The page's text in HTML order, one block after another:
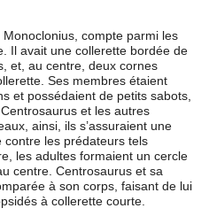
compte parmi les
Il avait une collerette bordée de
et, au centre, deux cornes
Ses membres étaient
et possédaient de petits sabots,
et les autres
ainsi, ils s’assuraient une
contre les prédateurs tels
les adultes formaient un cercle
centre. Centrosaurus et sa
à son corps, faisant de lui
à collerette courte.